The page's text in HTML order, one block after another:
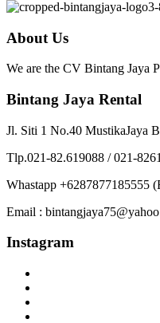
About Us
We are the CV Bintang Jaya
Bintang Jaya Rental
Jl. Siti 1 No.40 MustikaJaya
Tlp.021-82.619088 / 021-
Whastapp +6287877185555
Email :
Instagram